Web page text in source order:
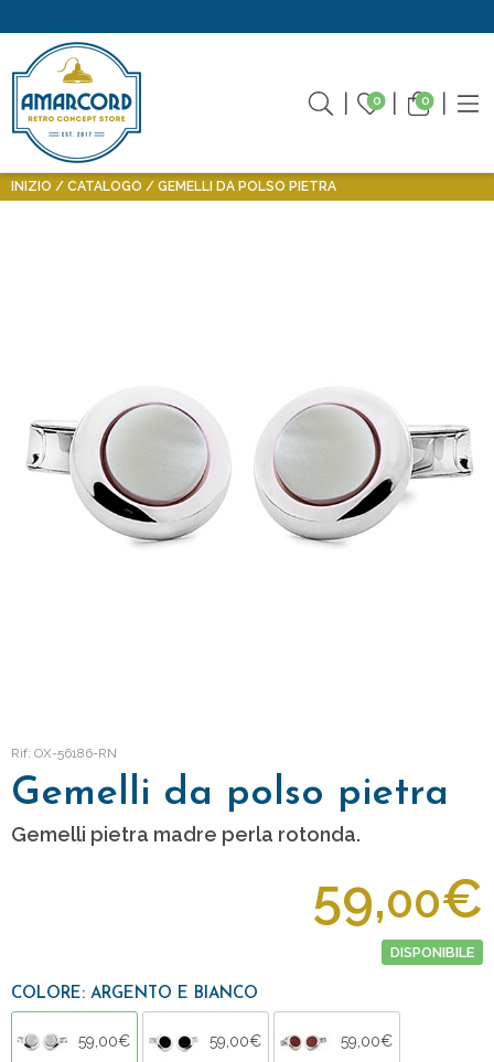
0 0
INIZIO CATALOGO GEMELLI DA POLSO PIETRA
Rif: OX-56186-RN
Gemelli da polso pietra
Gemelli pietra madre perla rotonda.
59,00€
DISPONIBILE
COLORE: ARGENTO E BIANCO
59,00€ 59,00€ 59,00€